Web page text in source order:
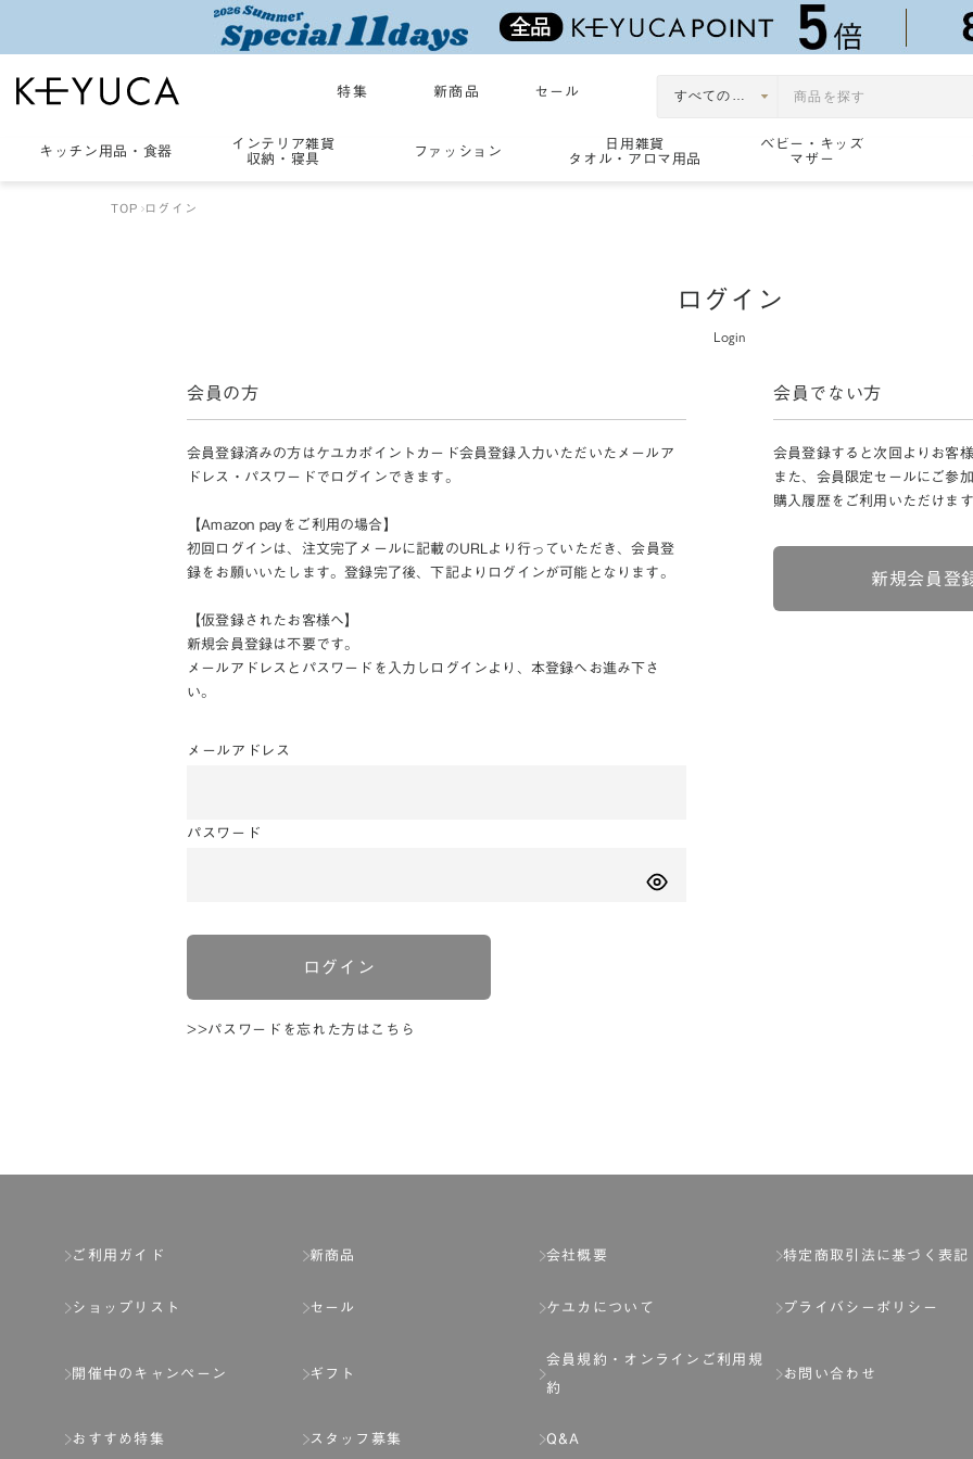
特集 新商品 セール
キッチン用品 ・ 食器
インテリア雑貨
収納・寝具
ファッション
日用雑貨
タオル・アロマ用品
ベビー・キッズ
マザー
TOP ログイン
ログイン
Login
会員の方
会員登録済みの方はケユカポイントカード会員登録入力いただいたメールア
ドレス・パスワードでログインできます。
【Amazon payをご利用の場合】
初回ログインは、注文完了メールに記載のURLより行っていただき、会員登
録をお願いいたします。登録完了後、下記よりログインが可能となります。
【仮登録されたお客様へ】
新規会員登録は不要です。
メールアドレスとパスワードを入力しログインより、本登録へお進み下さ
い。
メールアドレス
パスワード
ログイン
>>パスワードを忘れた方はこちら
会員でない方
会員登録すると次回よりお客
また、会員限定セールにご参
購入履歴をご利用いただけま
新規会員登
ご利用ガイド
ショップリスト
開催中のキャンペーン
おすすめ特集
新商品
セール
ギフト
スタッフ募集
会社概要
ケユカについて
会員規約・
オンラインご利用規
約
Q&A
特定商取引法に基づく表記
プライバシーポリシー
お問い合わせ